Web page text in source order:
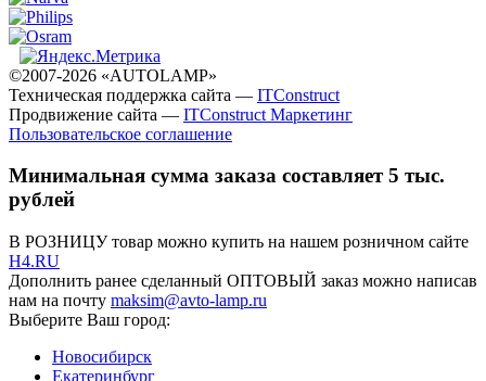
©2007-2026 «AUTOLAMP»
Техническая поддержка сайта — ITConstruct
Продвижение сайта — ITConstruct Маркетинг
Пользовательское соглашение
Минимальная сумма заказа составляет 5 тыс.
рублей
В РОЗНИЦУ товар можно купить на нашем розничном сайте
H4.RU
Дополнить ранее сделанный ОПТОВЫЙ заказ можно написав
нам на почту maksim@avto-lamp.ru
Выберите Ваш город:
Новосибирск
Екатеринбург